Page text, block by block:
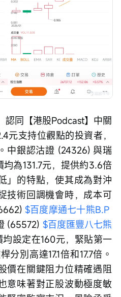
元支持位觀點的投資者，
中銀認沽證 (24326) 與瑞
為131.7元，提供約3.6倍
」的特點，使其成為對沖
技術回調機會時，成本可
$百度摩通七十熊B.P
(65572) $百度匯豐八七熊
均設定在160元，緊貼第一
別高達17.1倍和17.7倍。
價在關鍵阻力位精確遇阻
意味著對正股波動極度敏